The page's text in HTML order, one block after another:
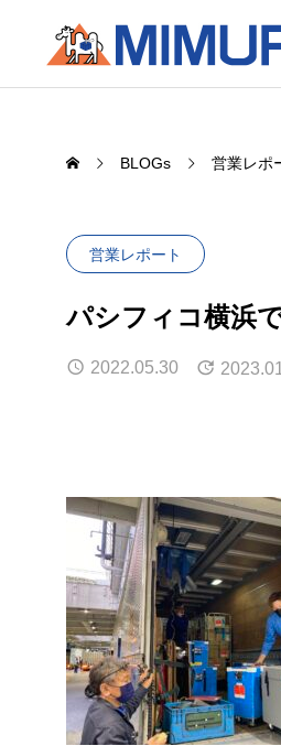
BLOGs 営業レポ
営業レポート
パシフィコ横浜
2022.05.30